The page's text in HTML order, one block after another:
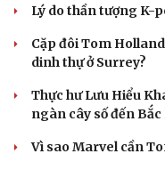
Lý do thần tượng K-
Cặp đôi Tom
dinh thự ở Surrey?
Thực hư Lưu Hiểu
ngàn cây số đến
Vì sao Marvel cần